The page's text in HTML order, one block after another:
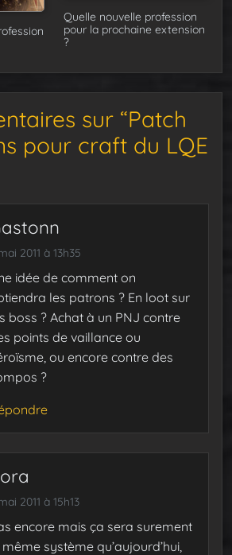
Quelle nouvelle profession
pour la prochaine extension
?
sur “Patch
pour craft du LQE
2011 à 13h35
idée de comment on
les patrons ? En loot sur
boss ? Achat à un PNJ contre
points de vaillance ou
ou encore contre des
?
2011 à 15h13
encore mais ça sera surement
même système qu’aujourd’hui,